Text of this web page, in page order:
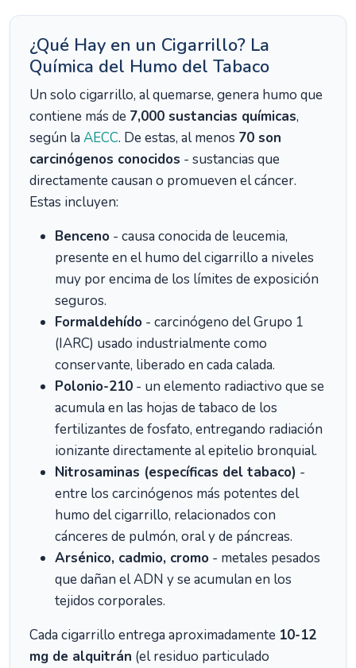
¿Qué Hay en un Cigarrillo? La
Química del Humo del Tabaco
Un solo cigarrillo, al quemarse, genera humo que
contiene más de 7,000 sustancias químicas,
según la AECC. De estas, al menos 70 son
carcinógenos conocidos - sustancias que
directamente causan o promueven el cáncer.
Estas incluyen:
Benceno - causa conocida de leucemia,
presente en el humo del cigarrillo a niveles
muy por encima de los límites de exposición
seguros.
Formaldehído - carcinógeno del Grupo 1
(IARC) usado industrialmente como
conservante, liberado en cada calada.
Polonio-210 - un elemento radiactivo que se
acumula en las hojas de tabaco de los
fertilizantes de fosfato, entregando radiación
ionizante directamente al epitelio bronquial.
Nitrosaminas (específicas del tabaco) -
entre los carcinógenos más potentes del
humo del cigarrillo, relacionados con
cánceres de pulmón, oral y de páncreas.
Arsénico, cadmio, cromo - metales pesados
que dañan el ADN y se acumulan en los
tejidos corporales.
Cada cigarrillo entrega aproximadamente 10-12
mg de alquitrán (el residuo particulado